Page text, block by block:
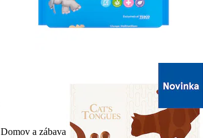
Domov a zábava